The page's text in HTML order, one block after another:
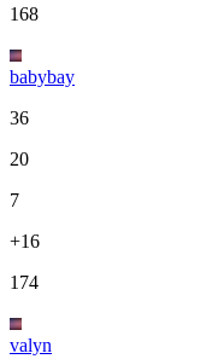
168
babybay
36
20
7
+16
174
valyn